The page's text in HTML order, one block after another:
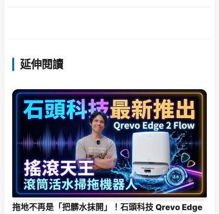
延伸閱讀
拖地不再是「把髒水抹開」！石頭科技 Qrevo Edge